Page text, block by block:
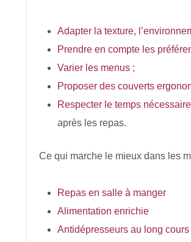
Adapter la texture,
Prendre en compte les
Varier les menus ;
Proposer des couverts
Respecter le temps
après les repas.
Ce qui marche le mieux dans les
Repas en salle à manger
Alimentation enrichie
Antidépresseurs au long cours